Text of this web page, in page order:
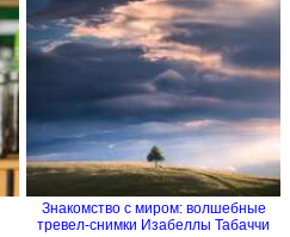
Знакомство с миром: волшебные
тревел-снимки Изабеллы Табаччи